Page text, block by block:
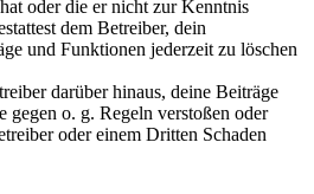
oder die er nicht zur Kenntnis
dem Betreiber, dein
und Funktionen jederzeit zu löschen
darüber hinaus, deine Beiträge
gegen o. g. Regeln verstoßen oder
oder einem Dritten Schaden